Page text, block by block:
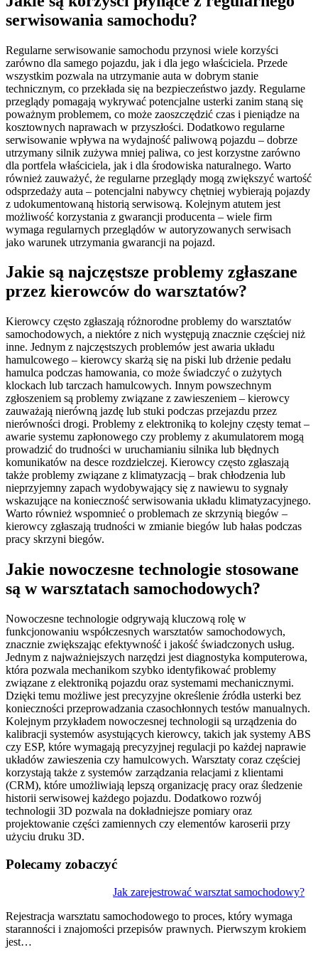
serwisowania samochodu?
Regularne serwisowanie samochodu przynosi wiele korzyści
zarówno dla samego pojazdu, jak i dla jego właściciela. Przede
wszystkim pozwala na utrzymanie auta w dobrym stanie
technicznym, co przekłada się na bezpieczeństwo jazdy. Regularne
przeglądy pomagają wykrywać potencjalne usterki zanim staną się
poważnym problemem, co może zaoszczędzić czas i pieniądze na
kosztownych naprawach w przyszłości. Dodatkowo regularne
serwisowanie wpływa na wydajność paliwową pojazdu – dobrze
utrzymany silnik zużywa mniej paliwa, co jest korzystne zarówno
dla portfela właściciela, jak i dla środowiska naturalnego. Warto
również zauważyć, że regularne przeglądy mogą zwiększyć wartość
odsprzedaży auta – potencjalni nabywcy chętniej wybierają pojazdy
z udokumentowaną historią serwisową. Kolejnym atutem jest
możliwość korzystania z gwarancji producenta – wiele firm
wymaga regularnych przeglądów w autoryzowanych serwisach
jako warunek utrzymania gwarancji na pojazd.
Jakie są najczęstsze problemy zgłaszane
przez kierowców do warsztatów?
Kierowcy często zgłaszają różnorodne problemy do warsztatów
samochodowych, a niektóre z nich występują znacznie częściej niż
inne. Jednym z najczęstszych problemów jest awaria układu
hamulcowego – kierowcy skarżą się na piski lub drżenie pedału
hamulca podczas hamowania, co może świadczyć o zużytych
klockach lub tarczach hamulcowych. Innym powszechnym
zgłoszeniem są problemy związane z zawieszeniem – kierowcy
zauważają nierówną jazdę lub stuki podczas przejazdu przez
nierówności drogi. Problemy z elektroniką to kolejny częsty temat –
awarie systemu zapłonowego czy problemy z akumulatorem mogą
prowadzić do trudności w uruchamianiu silnika lub błędnych
komunikatów na desce rozdzielczej. Kierowcy często zgłaszają
także problemy związane z klimatyzacją – brak chłodzenia lub
nieprzyjemny zapach wydobywający się z nawiewu to sygnały
wskazujące na konieczność serwisowania układu klimatyzacyjnego.
Warto również wspomnieć o problemach ze skrzynią biegów –
kierowcy zgłaszają trudności w zmianie biegów lub hałas podczas
pracy skrzyni biegów.
Jakie nowoczesne technologie stosowane
są w warsztatach samochodowych?
Nowoczesne technologie odgrywają kluczową rolę w
funkcjonowaniu współczesnych warsztatów samochodowych,
znacznie zwiększając efektywność i jakość świadczonych usług.
Jednym z najważniejszych narzędzi jest diagnostyka komputerowa,
która pozwala mechanikom szybko identyfikować problemy
związane z elektroniką pojazdu oraz systemami mechanicznymi.
Dzięki temu możliwe jest precyzyjne określenie źródła usterki bez
konieczności przeprowadzania czasochłonnych testów manualnych.
Kolejnym przykładem nowoczesnej technologii są urządzenia do
kalibracji systemów asystujących kierowcy, takich jak systemy ABS
czy ESP, które wymagają precyzyjnej regulacji po każdej naprawie
układów zawieszenia czy hamulcowych. Warsztaty coraz częściej
korzystają także z systemów zarządzania relacjami z klientami
(CRM), które umożliwiają lepszą organizację pracy oraz śledzenie
historii serwisowej każdego pojazdu. Dodatkowo rozwój
technologii 3D pozwala na dokładniejsze pomiary oraz
projektowanie części zamiennych czy elementów karoserii przy
użyciu druku 3D.
Polecamy zobaczyć
Jak zarejestrować warsztat samochodowy?
Rejestracja warsztatu samochodowego to proces, który wymaga
staranności i znajomości przepisów prawnych. Pierwszym krokiem
jest…
wpisu